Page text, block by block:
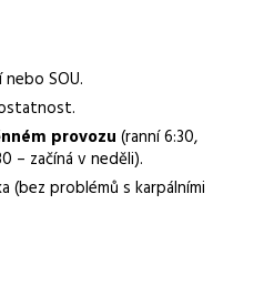
SOU.
provozu (ranní 6:30,
– začíná v neděli).
problémů s karpálními